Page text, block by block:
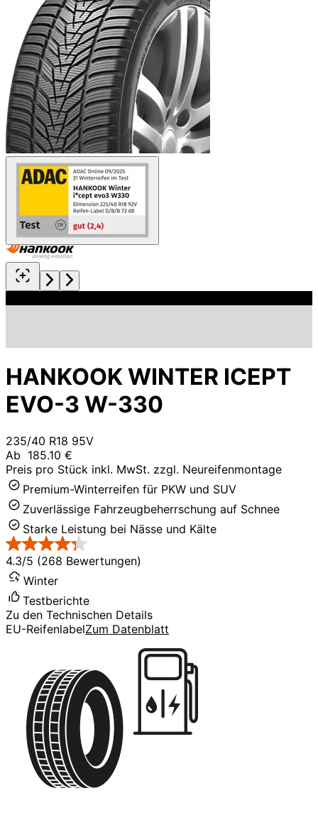
HANKOOK WINTER ICEPT
EVO-3 W-330
235/40 R18 95V
Ab 185.10 €
Preis pro Stück inkl. MwSt. zzgl. Neureifenmontage
Premium-Winterreifen für PKW und SUV
Zuverlässige Fahrzeugbeherrschung auf Schnee
Starke Leistung bei Nässe und Kälte
4.3/5 (268 Bewertungen)
Winter
Testberichte
Zu den Technischen Details
EU-ReifenlabelZum Datenblatt